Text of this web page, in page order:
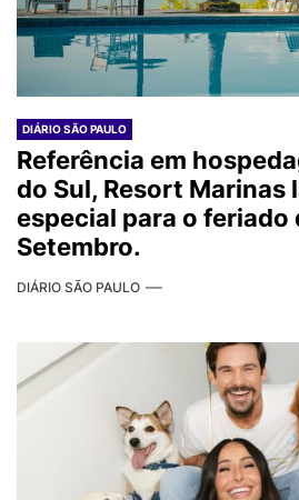
DIÁRIO SÃO PAULO
Referência em
do Sul, Resort Marinas
especial para o feriado
Setembro.
DIÁRIO SÃO PAULO